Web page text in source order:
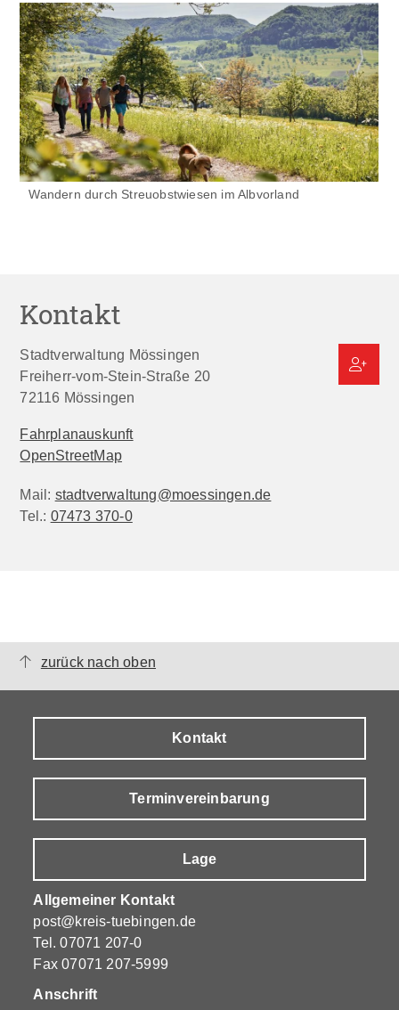
Wandern durch Streuobstwiesen im Albvorland
Kontakt
Stadtverwaltung Mössingen
Freiherr-vom-Stein-Straße 20
72116 Mössingen
Fahrplanauskunft
OpenStreetMap
Mail: stadtverwaltung@moessingen.de
Tel.: 07473 370-0
zurück nach oben
Kontakt
Terminvereinbarung
Lage
Allgemeiner Kontakt
post@kreis-tuebingen.de
Tel.07071 207-0
Fax 07071 207-5999
Anschrift